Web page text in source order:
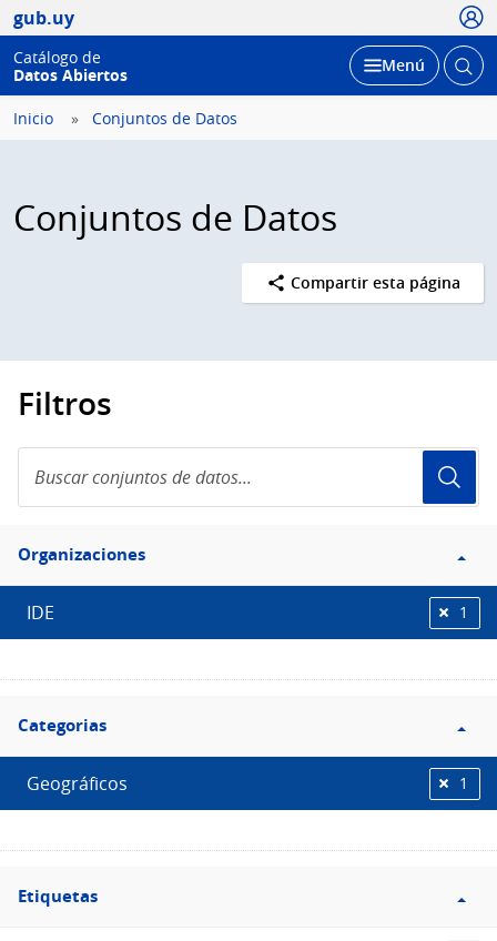
gub.uy
Catálogo de
Datos Abiertos
Desplegar
Menú Abrir
Inicio Conjuntos de Datos
Conjuntos de Datos
Compartir esta página
Filtros
conjuntos
de
Filtro
Organizaciones
Organizaciones
IDE 1
Filtro
Categorias
Categorias
Geográficos 1
Filtro
Etiquetas
Etiquetas